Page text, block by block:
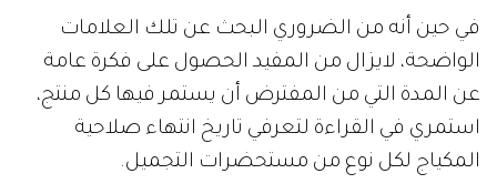
في حين أنه من الضروري البحث عن تلك العلامات
الواضحة، لايزال من المفيد الحصول على فكرة عامة
عن المدة التي من المفترض أن يستمر فيها كل منتج،
استمري في القراءة لتعرفي تاريخ انتهاء صلاحية
المكياج لكل نوع من مستحضرات التجميل.